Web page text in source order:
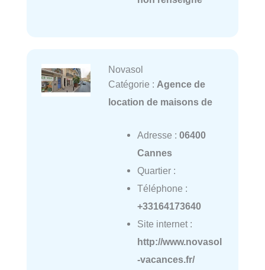
Novasol
Catégorie : Agence de
location de maisons de
Adresse : 06400
Cannes
Quartier :
Téléphone :
+33164173640
Site internet :
http://www.novasol
-vacances.fr/